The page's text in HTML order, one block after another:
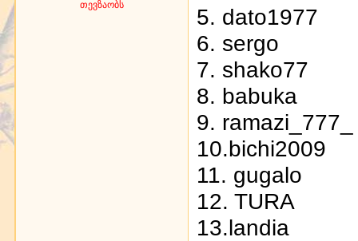
თევზაობს
5. dato1977
6. sergo
7. shako77
8. babuka
9. ramazi_777_
10.bichi2009
11. gugalo
12. TURA
13.landia